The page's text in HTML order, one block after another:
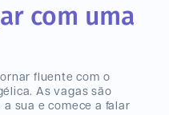
com uma
fluente com o
. As vagas são
sua e comece a falar